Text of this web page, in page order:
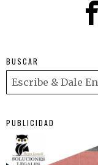
BUSCAR
PUBLICIDAD